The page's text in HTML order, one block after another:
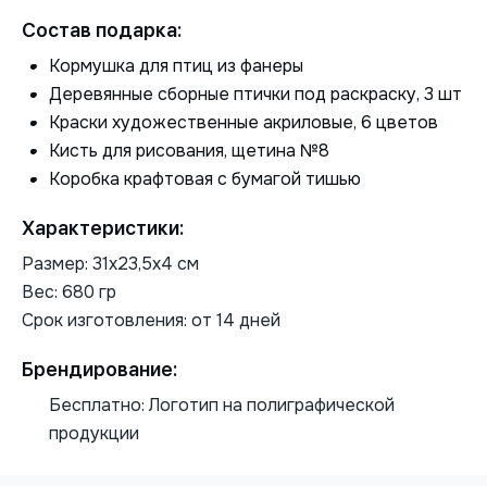
Состав подарка:
Кормушка для птиц из фанеры
Деревянные сборные птички под раскраску, 3 шт
Краски художественные акриловые, 6 цветов
Кисть для рисования, щетина №8
Коробка крафтовая с бумагой тишью
Характеристики:
Размер: 31х23,5х4 см
Вес: 680 гр
Срок изготовления: от 14 дней
Брендирование:
Бесплатно: Логотип на полиграфической
продукции